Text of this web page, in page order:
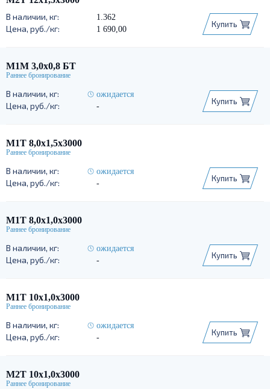
1.362
1 690,00
Купить
М1М 3,0х0,8 БТ
ожидается
-
Купить
М1Т 8,0х1,5х3000
ожидается
-
Купить
М1Т 8,0х1,0х3000
ожидается
-
Купить
М1Т 10х1,0х3000
ожидается
-
Купить
М2Т 10х1,0х3000